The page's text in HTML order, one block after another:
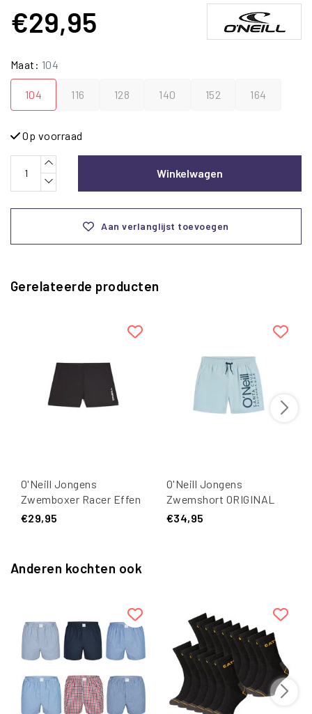
€29,95
Maat: 104
104 116 128 140 152 164
Op voorraad
Winkelwagen
Aan verlanglijst toevoegen
Gerelateerde producten
O'Neill Jongens
Zwemboxer Racer Effen
Zwart
€29,95
O'Neill Jongens
Zwemshort ORIGINAL
CALI 14" Lichtblauw
€34,95
Anderen kochten ook